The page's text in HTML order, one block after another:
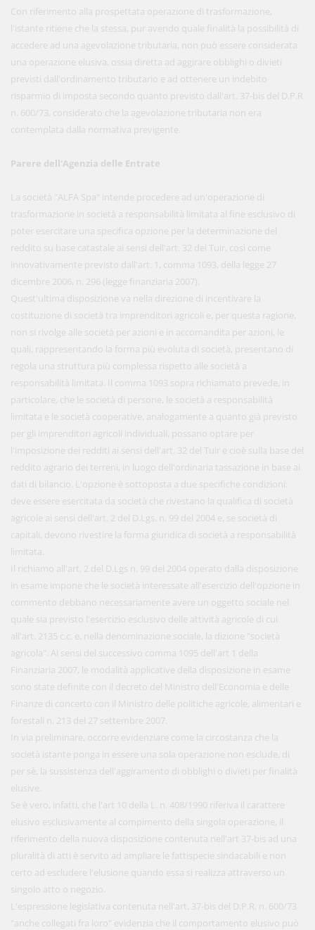
Con riferimento alla prospettata operazione di trasformazione,
l'istante ritiene che la stessa, pur avendo quale finalità la possibilità di
accedere ad una agevolazione tributaria, non può essere considerata
una operazione elusiva, ossia diretta ad aggirare obblighi o divieti
previsti dall'ordinamento tributario e ad ottenere un indebito
risparmio di imposta secondo quanto previsto dall'art. 37-bis del D.P.R
n. 600/73, considerato che la agevolazione tributaria non era
contemplata dalla normativa previgente.
Parere dell'Agenzia delle Entrate
La società "ALFA Spa" intende procedere ad un'operazione di
trasformazione in società a responsabilità limitata al fine esclusivo di
poter esercitare una specifica opzione per la determinazione del
reddito su base catastale ai sensi dell'art. 32 del Tuir, così come
innovativamente previsto dall'art. 1, comma 1093, della legge 27
dicembre 2006, n. 296 (legge finanziaria 2007).
Quest'ultima disposizione va nella direzione di incentivare la
costituzione di società tra imprenditori agricoli e, per questa ragione,
non si rivolge alle società per azioni e in accomandita per azioni, le
quali, rappresentando la forma più evoluta di società, presentano di
regola una struttura più complessa rispetto alle società a
responsabilità limitata. Il comma 1093 sopra richiamato prevede, in
particolare, che le società di persone, le società a responsabilità
limitata e le società cooperative, analogamente a quanto già previsto
per gli imprenditori agricoli individuali, possano optare per
l'imposizione dei redditi ai sensi dell'art. 32 del Tuir e cioè sulla base del
reddito agrario dei terreni, in luogo dell'ordinaria tassazione in base ai
dati di bilancio. L'opzione è sottoposta a due specifiche condizioni:
deve essere esercitata da società che rivestano la qualifica di società
agricole ai sensi dell'art. 2 del D.Lgs. n. 99 del 2004 e, se società di
capitali, devono rivestire la forma giuridica di società a responsabilità
limitata.
Il richiamo all'art. 2 del D.Lgs n. 99 del 2004 operato dalla disposizione
in esame impone che le società interessate all'esercizio dell'opzione in
commento debbano necessariamente avere un oggetto sociale nel
quale sia previsto l'esercizio esclusivo delle attività agricole di cui
all'art. 2135 c.c. e, nella denominazione sociale, la dizione "società
agricola". Ai sensi del successivo comma 1095 dell'art 1 della
Finanziaria 2007, le modalità applicative della disposizione in esame
sono state definite con il decreto del Ministro dell'Economia e delle
Finanze di concerto con il Ministro delle politiche agricole, alimentari e
forestali n. 213 del 27 settembre 2007.
In via preliminare, occorre evidenziare come la circostanza che la
società istante ponga in essere una sola operazione non esclude, di
per sè, la sussistenza dell'aggiramento di obblighi o divieti per finalità
elusive.
Se è vero, infatti, che l'art 10 della L. n. 408/1990 riferiva il carattere
elusivo esclusivamente al compimento della singola operazione, il
riferimento della nuova disposizione contenuta nell'art 37-bis ad una
pluralità di atti è servito ad ampliare le fattispecie sindacabili e non
certo ad escludere l'elusione quando essa si realizza attraverso un
singolo atto o negozio.
L'espressione legislativa contenuta nell'art. 37-bis del D.P.R. n. 600/73
"anche collegati fra loro" evidenzia che il comportamento elusivo può